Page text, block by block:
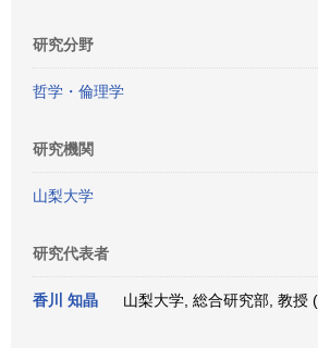
研究分野
哲学・倫理学
研究機関
山梨大学
研究代表者
香川 知晶 山梨大学, 総合研究部, 教授